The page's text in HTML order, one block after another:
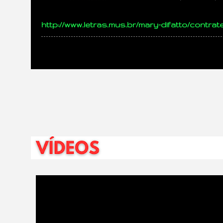
http://www.letras.mus.br/mary-difatto/